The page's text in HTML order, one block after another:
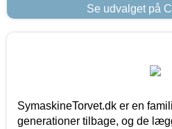
Se udvalget på
SymaskineTorvet.dk er en
generationer tilbage, og de